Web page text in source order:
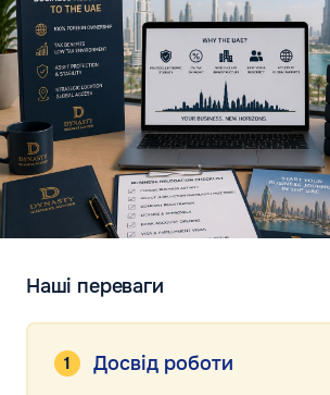
Наші переваги
Досвід роботи